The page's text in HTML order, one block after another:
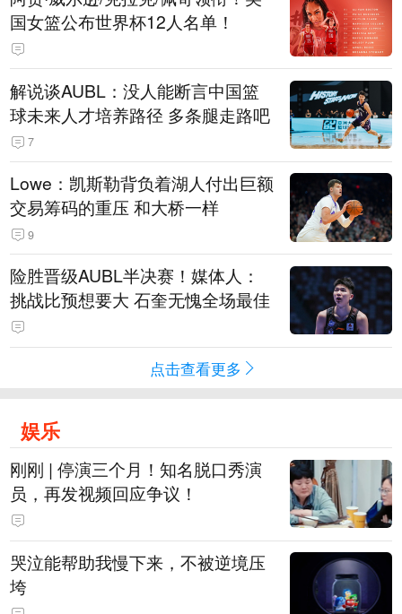
国女篮公布世界杯12人名单！
解说谈AUBL：没人能断言中国篮
球未来人才培养路径 多条腿走路吧
7
Lowe：凯斯勒背负着湖人付出巨额
交易筹码的重压 和大桥一样
9
险胜晋级AUBL半决赛！媒体人：
挑战比预想要大 石奎无愧全场最佳
点击查看更多
娱乐
刚刚 | 停演三个月！知名脱口秀演
员，再发视频回应争议！
哭泣能帮助我慢下来，不被逆境压
垮